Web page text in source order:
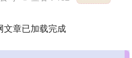
文章已加载完成